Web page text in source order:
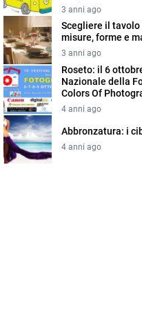
3 anni ago
Scegliere il
misure, forme e
3 anni ago
Roseto: il 6
Nazionale della
Colors Of
4 anni ago
Abbronzatura: i
4 anni ago